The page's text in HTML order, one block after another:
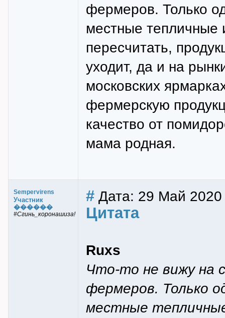
фермеров. Только
местные
пересчитать,
уходит, да и на
московских
фермерскую
качество от
мама родная.
Sempervirens
Участник
������
#Сгинь_коронашиза!
# Дата: 29 Май 2020
Цитата
Ruxs
Что-то не вижу на
фермеров. Только
местные